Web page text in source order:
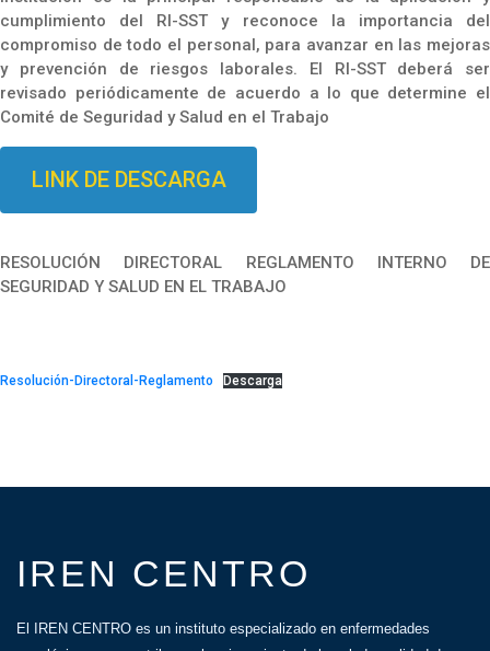
cumplimiento del RI-SST y reconoce la importancia del
compromiso de todo el personal, para avanzar en las mejoras
y prevención de riesgos laborales. El RI-SST deberá ser
revisado periódicamente de acuerdo a lo que determine el
Comité de Seguridad y Salud en el Trabajo
LINK DE DESCARGA
RESOLUCIÓN DIRECTORAL REGLAMENTO INTERNO DE
SEGURIDAD Y SALUD EN EL TRABAJO
Resolución-Directoral-Reglamento Descarga
IREN CENTRO
El IREN CENTRO es un instituto especializado en enfermedades